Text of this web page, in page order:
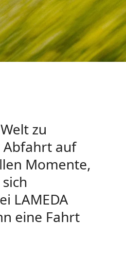
zu
Abfahrt auf
Momente,
LAMEDA
eine Fahrt